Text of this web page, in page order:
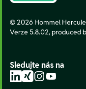
© 2026 Hommel
Verze 5.8.02, produced
Sledujte nás na
LinkedIn
XingInstagram
YouTube